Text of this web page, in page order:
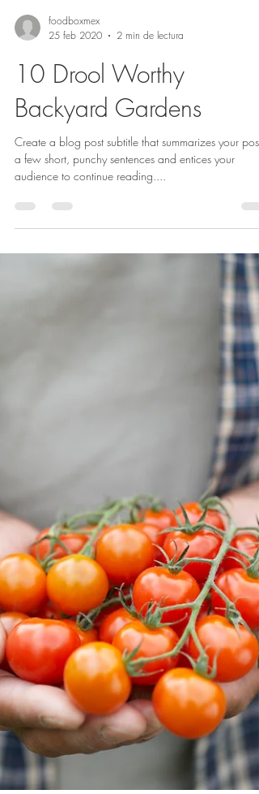
foodboxmex
25 feb 2020
2 min de lectura
10 Drool Worthy
Backyard Gardens
audience to continue reading....